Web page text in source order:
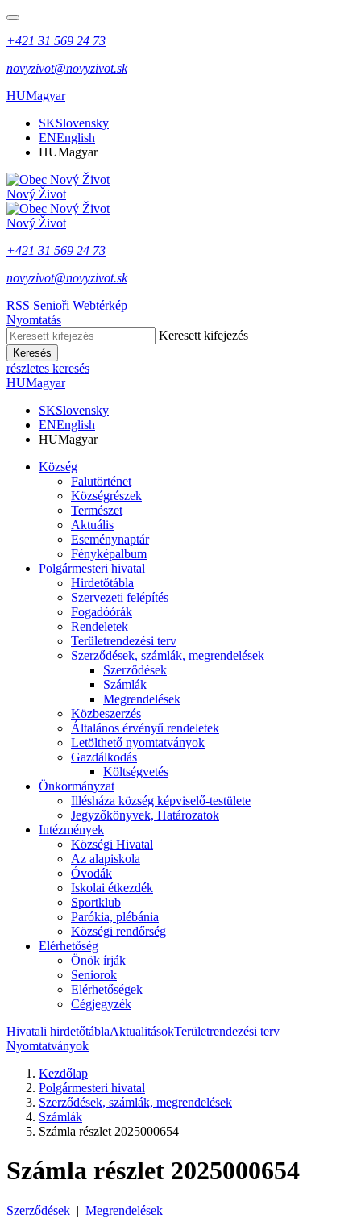
+421 31 569 24 73
novyzivot@novyzivot.sk
HUMagyar
SKSlovensky
ENEnglish
HUMagyar
Nový Život
Nový Život
+421 31 569 24 73
novyzivot@novyzivot.sk
RSS Senioři Webtérkép
Nyomtatás
Keresett kifejezés
Keresés
részletes keresés
HUMagyar
SKSlovensky
ENEnglish
HUMagyar
Község
Falutörténet
Községrészek
Természet
Aktuális
Eseménynaptár
Fényképalbum
Polgármesteri hivatal
Hirdetőtábla
Szervezeti felépítés
Fogadóórák
Rendeletek
Területrendezési terv
Szerződések, számlák, megrendelések
Szerződések
Számlák
Megrendelések
Közbeszerzés
Általános érvényű rendeletek
Letölthető nyomtatványok
Gazdálkodás
Költségvetés
Önkormányzat
Illésháza község képviselő-testülete
Jegyzőkönyvek, Határozatok
Intézmények
Községi Hivatal
Az alapiskola
Óvodák
Iskolai étkezdék
Sportklub
Parókia, plébánia
Községi rendőrség
Elérhetőség
Önök írják
Seniorok
Elérhetőségek
Cégjegyzék
Hivatali hirdetőtáblaAktualitásokTerületrendezési terv
Nyomtatványok
Kezdőlap
Polgármesteri hivatal
Szerződések, számlák, megrendelések
Számlák
Számla részlet 2025000654
Számla részlet 2025000654
Szerződések | Megrendelések